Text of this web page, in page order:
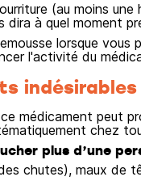
(au moins
à quel moment
lorsque vous
l'activité du
indésirables
médicament peut
chez
plus d’une
chutes), maux de